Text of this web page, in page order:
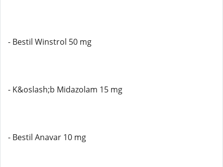
- Bestil Winstrol 50 mg
- K&oslash;b Midazolam 15 mg
- Bestil Anavar 10 mg